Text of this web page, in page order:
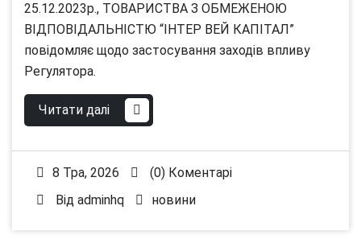
25.12.2023р., ТОВАРИСТВА З ОБМЕЖЕНОЮ
ВІДПОВІДАЛЬНІСТЮ “ІНТЕР ВЕЙ КАПІТАЛ”
повідомляє щодо застосування заходів впливу
Регулятора.
Читати далі
8 Тра, 2026
(0) Коментарі
Від adminhq новини